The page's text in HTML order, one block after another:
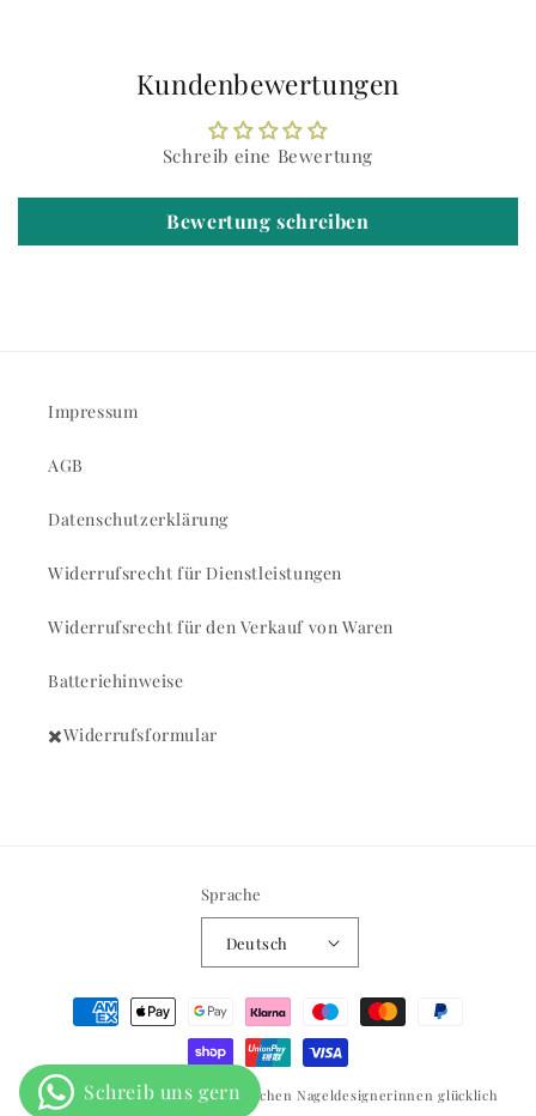
Kundenbewertungen
Schreib eine Bewertung
Bewertung schreiben
Impressum
AGB
Datenschutzerklärung
Widerrufsrecht für Dienstleistungen
Widerrufsrecht für den Verkauf von Waren
Batteriehinweise
✖️Widerrufsformular
Sprache
Deutsch
Zahlungsmethoden
© 2026,BNA Blackline 🖤 Wir machen Nageldesignerinnen glücklich